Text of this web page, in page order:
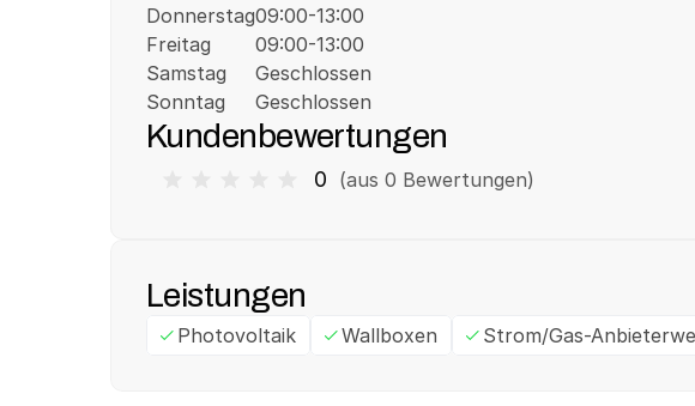
Donnerstag
Freitag
Samstag
Sonntag
09:00-13:00
09:00-13:00
Geschlossen
Geschlossen
Kundenbewertungen
0 (aus 0 Bewertungen)
Leistungen
Photovoltaik Wallboxen Strom/Gas-